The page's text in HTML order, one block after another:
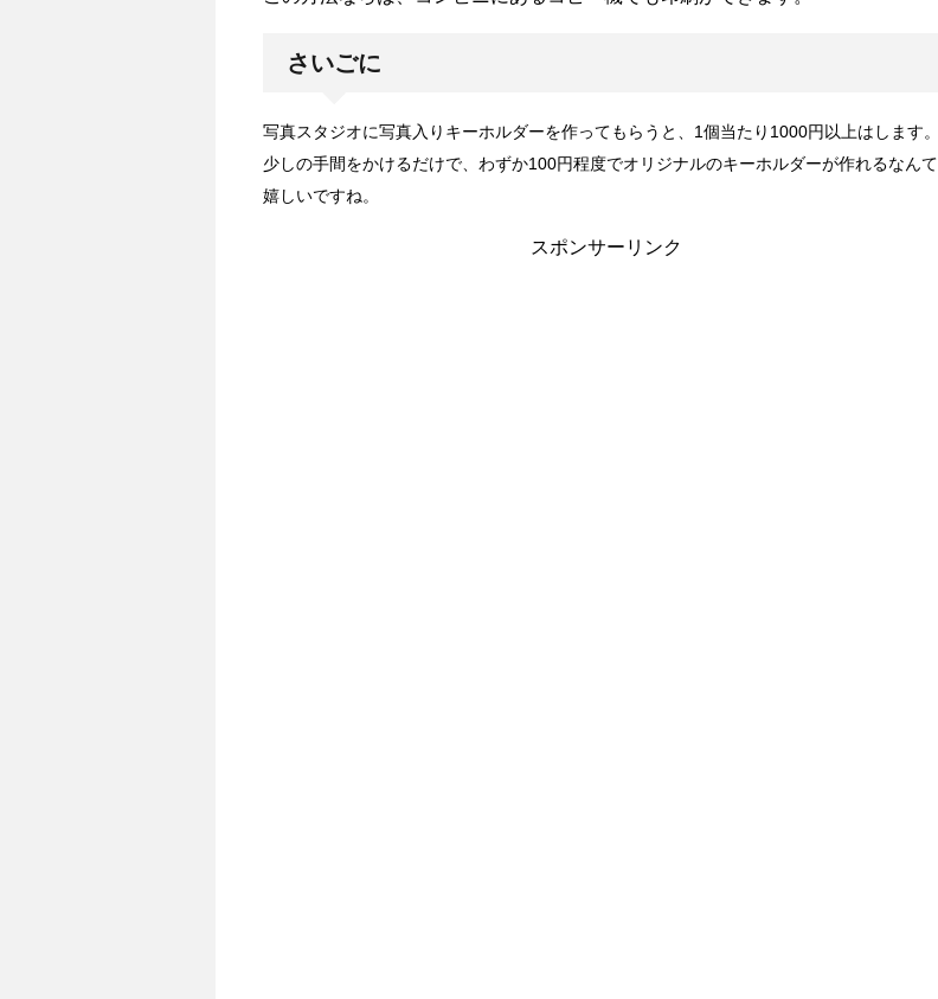
さいごに
写真スタジオに写真入りキーホルダーを作ってもらうと、1個当たり1000円以上はします。
少しの手間をかけるだけで、わずか100円程度でオリジナルのキーホルダーが作れるなんて
嬉しいですね。
スポンサーリンク